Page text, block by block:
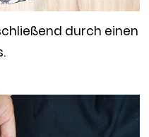
durch einen